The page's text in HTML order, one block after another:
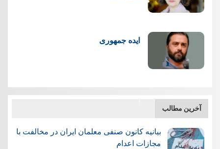
ایده جمهوری
آخرین مطالب
بیانیه کانون صنفی معلمان ایران در مخالفت با
مجازات اعدام